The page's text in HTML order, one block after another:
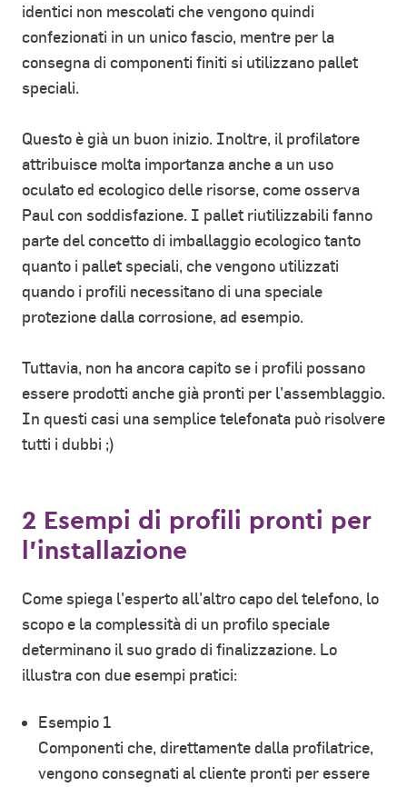
identici non mescolati che vengono quindi
confezionati in un unico fascio, mentre per la
consegna di componenti finiti si utilizzano pallet
speciali.
Questo è già un buon inizio. Inoltre, il profilatore
attribuisce molta importanza anche a un uso
oculato ed ecologico delle risorse, come osserva
Paul con soddisfazione. I pallet riutilizzabili fanno
parte del concetto di imballaggio ecologico tanto
quanto i pallet speciali, che vengono utilizzati
quando i profili necessitano di una speciale
protezione dalla corrosione, ad esempio.
Tuttavia, non ha ancora capito se i profili possano
essere prodotti anche già pronti per l'assemblaggio.
In questi casi una semplice telefonata può risolvere
tutti i dubbi ;)
2 Esempi di profili pronti per
l'installazione
Come spiega l'esperto all'altro capo del telefono, lo
scopo e la complessità di un profilo speciale
determinano il suo grado di finalizzazione. Lo
illustra con due esempi pratici:
Esempio 1
Componenti che, direttamente dalla profilatrice,
vengono consegnati al cliente pronti per essere